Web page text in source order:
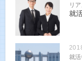
リ
就
就